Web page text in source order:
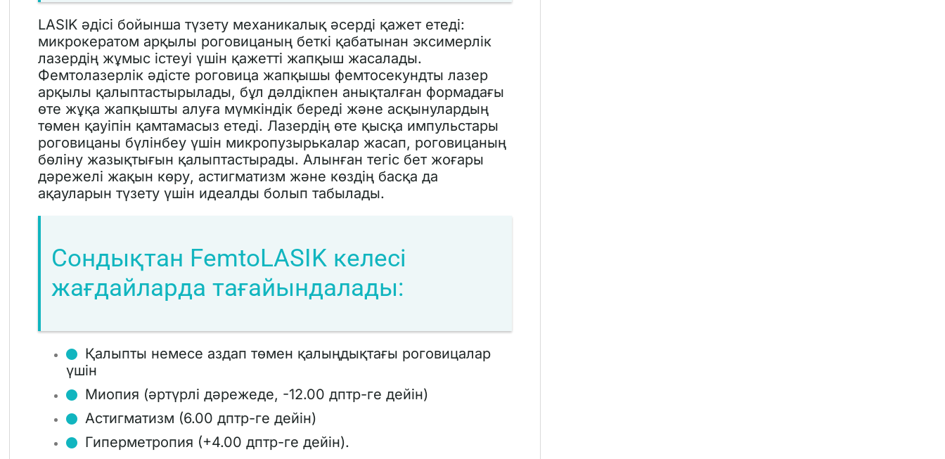
LASIK әдісі бойынша түзету механикалық әсерді қажет етеді:
микрокератом арқылы роговицаның беткі қабатынан эксимерлік
лазердің жұмыс істеуі үшін қажетті жапқыш жасалады.
Фемтолазерлік әдісте роговица жапқышы фемтосекундты лазер
арқылы қалыптастырылады, бұл дәлдікпен анықталған формадағы
өте жұқа жапқышты алуға мүмкіндік береді және асқынулардың
төмен қауіпін қамтамасыз етеді. Лазердің өте қысқа импульстары
роговицаны бүлінбеу үшін микропузырькалар жасап, роговицаның
бөліну жазықтығын қалыптастырады. Алынған тегіс бет жоғары
дәрежелі жақын көру, астигматизм және көздің басқа да
ақауларын түзету үшін идеалды болып табылады.
Сондықтан FemtoLASIK келесі
жағдайларда тағайындалады:
Қалыпты немесе аздап төмен қалыңдықтағы роговицалар
үшін
Миопия (әртүрлі дәрежеде, -12.00 дптр-ге дейін)
Астигматизм (6.00 дптр-ге дейін)
Гиперметропия (+4.00 дптр-ге дейін).